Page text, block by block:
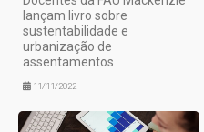
lançam livro sobre
sustentabilidade e
urbanização de
assentamentos
11/11/2022